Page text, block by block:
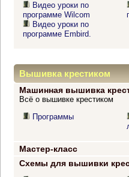
Видео уроки по
программе Wilcom
Видео уроки по
программе Embird.
Вышивка крестиком
Машинная вышивка
Всё о вышивке крестиком
Программы
Мастер-класс
Схемы для вышивки